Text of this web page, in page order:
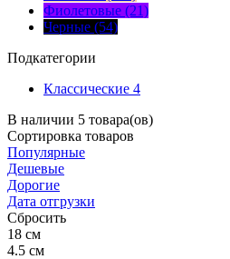
Фиолетовые (21)
Черные (54)
Подкатегории
Классические 4
В наличии 5 товара(ов)
Сортировка товаров
Популярные
Дешевые
Дорогие
Дата отгрузки
Сбросить
18 см
4.5 см